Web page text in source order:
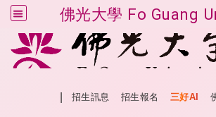
佛光大學 Fo Guang
跳到主要內容
招生訊息 招生報名 三好AI